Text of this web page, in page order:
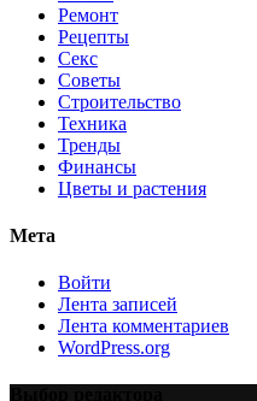
Ремонт
Рецепты
Секс
Советы
Строительство
Техника
Тренды
Финансы
Цветы и растения
Мета
Войти
Лента записей
Лента комментариев
WordPress.org